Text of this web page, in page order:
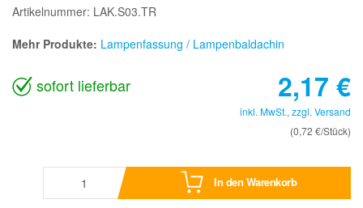
Artikelnummer: LAK.S03.TR
Mehr Produkte: Lampenfassung / Lampenbaldachin
sofort lieferbar 2,17 €
inkl. MwSt., zzgl. Versand
(0,72 €/Stück)
In den Warenkorb